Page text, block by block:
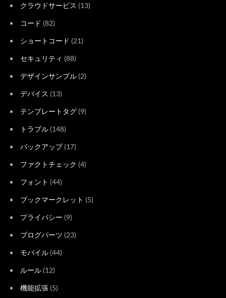
クラウドサービス (13)
コード (82)
ショートコード (21)
セキュリティ (88)
デザインサンプル (2)
デバイス (13)
テンプレートタグ (9)
トラブル (148)
バックアップ(17)
ファクトチェック (4)
フォント (44)
ブックマークレット (5)
プライバシー (9)
ブログパーツ (23)
モバイル (44)
ルール (12)
機能拡張 (5)